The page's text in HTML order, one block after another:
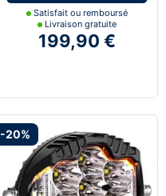
Satisfait ou remboursé
Livraison gratuite
199,90 €
-20%